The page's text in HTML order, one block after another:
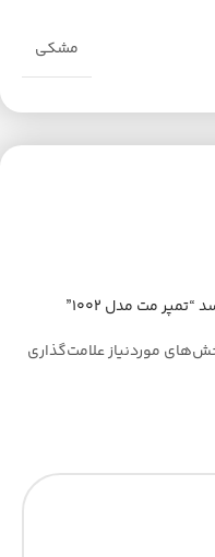
مشکی
مت مدل 1002”
موردنیاز علامت‌گذاری